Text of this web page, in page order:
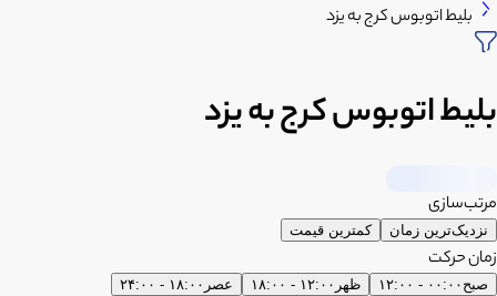
بلیط اتوبوس کرج به یزد
بلیط اتوبوس کرج به یزد
مرتب‌سازی
نزدیک‌ترین زمان کمترین قیمت
زمان حرکت
صبح ۰۰:۰۰ - ۱۲:۰۰ ظهر ۱۲:۰۰ - ۱۸:۰۰ عصر ۱۸:۰۰ - ۲۴:۰۰